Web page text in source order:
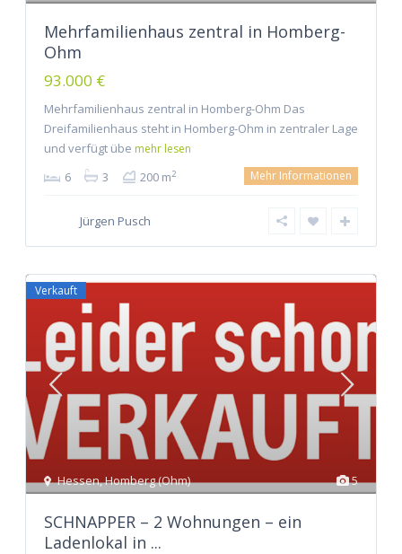
Mehrfamilienhaus zentral in Homberg-
Ohm
93.000 €
Mehrfamilienhaus zentral in Homberg-Ohm Das
Dreifamilienhaus steht in Homberg-Ohm in zentraler Lage
und verfügt übe mehr lesen
6 3 200 m2 Mehr Informationen
Jürgen Pusch
5
Hessen,Homberg (Ohm)
Verkauft
SCHNAPPER – 2 Wohnungen – ein
Ladenlokal in ...